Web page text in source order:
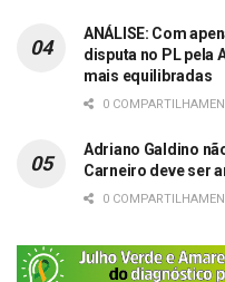
ANÁLISE: Com
disputa no PL pela
mais equilibradas
0
Adriano Galdino
Carneiro deve ser
0